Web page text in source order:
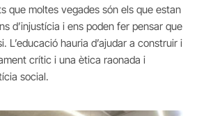
que moltes vegades són els que estan
d’injustícia i ens poden fer pensar que
L’educació hauria d’ajudar a construir i
crític i una ètica raonada i
social.